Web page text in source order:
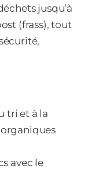
jusqu’à
(frass), tout
tri et à la
avec le